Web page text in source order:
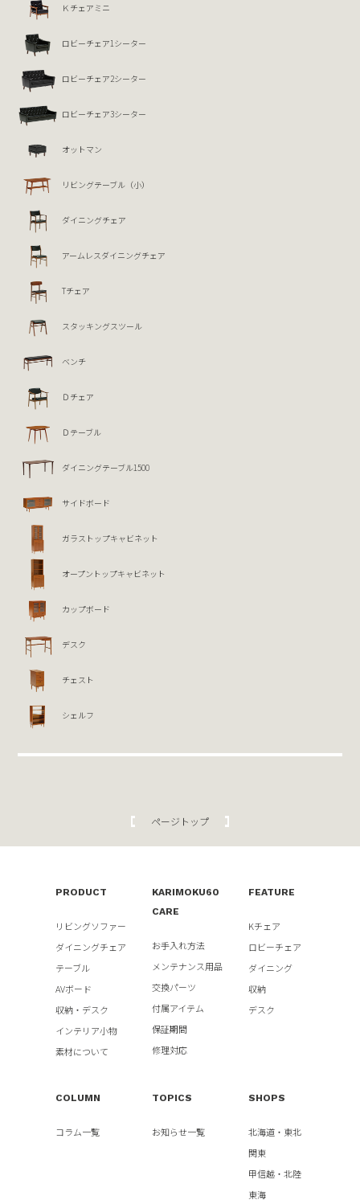
Ｋチェアミニ
ロビーチェア1シーター
ロビーチェア2シーター
ロビーチェア3シーター
オットマン
リビングテーブル（小）
ダイニングチェア
アームレスダイニングチェア
Tチェア
スタッキングスツール
ベンチ
Ｄチェア
Ｄテーブル
ダイニングテーブル1500
サイドボード
ガラストップキャビネット
オープントップキャビネット
カップボード
デスク
チェスト
シェルフ
ページトップ
PRODUCT
リビングソファー
ダイニングチェア
テーブル
AVボード
収納・デスク
インテリア小物
素材について
KARIMOKU60
CARE
お手入れ方法
メンテナンス用品
交換パーツ
付属アイテム
保証期間
修理対応
FEATURE
Kチェア
ロビーチェア
ダイニング
収納
デスク
COLUMN
コラム一覧
TOPICS
お知らせ一覧
SHOPS
北海道・東北
関東
甲信越・北陸
東海